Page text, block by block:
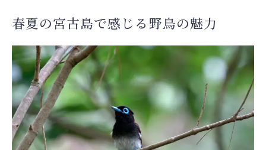
春夏の宮古島で感じる野鳥の魅力